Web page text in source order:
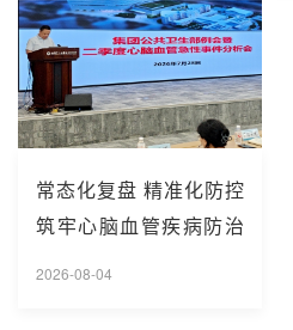
常态化复盘 精准化防控
筑牢心脑血管疾病防治
2026-08-04